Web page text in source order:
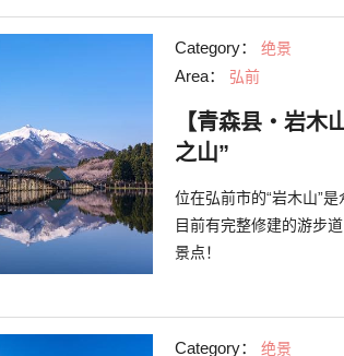
Category： 绝景
Area： 弘前
【青森县・岩木
之山”
位在弘前市的“岩木山”
目前有完整修建的游步
景点！
Category： 绝景